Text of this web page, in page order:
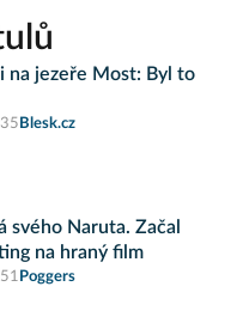
na jezeře Most: Byl to
Blesk.cz
svého Naruta. Začal
na hraný film
Poggers